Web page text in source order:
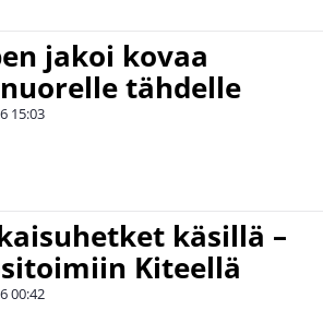
jakoi kovaa
tähdelle
15:03
käsillä –
Kiteellä
00:42